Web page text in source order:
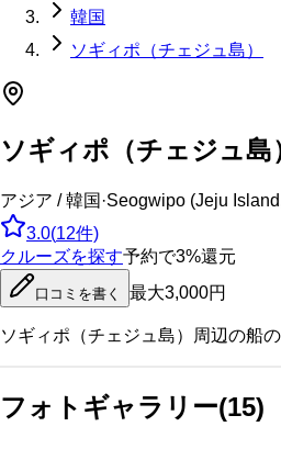
韓国
ソギィポ（チェジュ島）
ソギィポ（チェジュ島
アジア / 韓国·Seogwipo (Jeju
3.0(12件)
クルーズを探す予約で3%還元
口コミを書く 最大3,000円
ソギィポ（チェジュ島） 周辺の船
フォトギャラリー(15)